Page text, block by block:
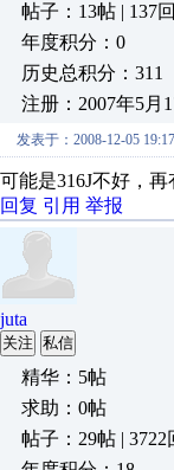
帖子：13帖 | 137回
年度积分：0
历史总积分：311
注册：2007年5月
发表于：2008-12-05
可能是316J不好，
回复 引用 举报
juta
关注 私信
精华：5帖
求助：0帖
帖子：29帖 | 3722